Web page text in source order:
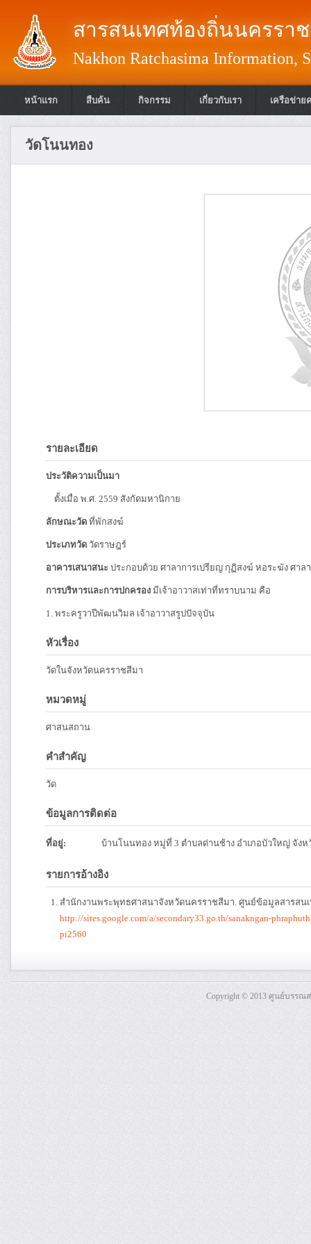
สารสนเทศท้องถิ่นนครรา
Nakhon Ratchasima Information,
หน้าแรก สืบค้น กิจกรรม เกี่ยวกับเรา เครือข่าย
วัดโนนทอง
รายละเอียด
ประวัติความเป็นมา
ตั้งเมื่อ พ.ศ. 2559 สังกัดมหานิกาย
ลักษณะวัด ที่พักสงฆ์
ประเภทวัด วัดราษฎร์
อาคารเสนาสนะ ประกอบด้วย ศาลาการเปรียญ กุฏิสงฆ์ หอระฆัง ศา
การบริหารและการปกครอง มีเจ้าอาวาสเท่าที่ทราบนาม คือ
1. พระครูวาปีพัฒนวิมล เจ้าอาวาสรูปปัจจุบัน
หัวเรื่อง
วัดในจังหวัดนครราชสีมา
หมวดหมู่
ศาสนสถาน
คำสำคัญ
วัด
ข้อมูลการติดต่อ
ที่อยู่: บ้านโนนทอง หมู่ที่ 3 ตำบลด่านช้าง อำเภอบัวใหญ่ จังห
รายการอ้างอิง
สำนักงานพระพุทธศาสนาจังหวัดนครราชสีมา. ศูนย์ข้อมูลสารสน
http://sites.google.com/a/secondary33.go.th/sanakngan-
pi2560
Copyright © 2013 ศูนย์บรร